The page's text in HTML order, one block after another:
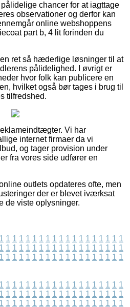
chancer for at iagttage
observationer og derfor kan
online webshoppens
part b, 4 lit forinden du
ret så hæderlige løsninger til at
pålidelighed. I øvrigt er
hvor folk kan publicere en
hvilket også bør tages i brug til
tilfredshed.
Vi har
internet firmaer da vi
og tager provision under
fra vores side udfører en
outlets opdateres ofte, men
der er blevet iværksat
de viste oplysninger.
1 1 1 1 1 1 1 1 1 1 1 1 1 1 1 1 1 1 1
1 1 1 1 1 1 1 1 1 1 1 1 1 1 1 1 1 1 1
1 1 1 1 1 1 1 1 1 1 1 1 1 1 1 1 1 1 1
1 1 1 1 1 1 1 1 1 1 1 1 1 1 1 1 1 1 1
1 1 1 1 1 1 1 1 1 1 1 1 1 1 1 1 1 1 1
1 1 1 1 1 1 1 1 1 1 1 1 1 1 1 1 1 1 1